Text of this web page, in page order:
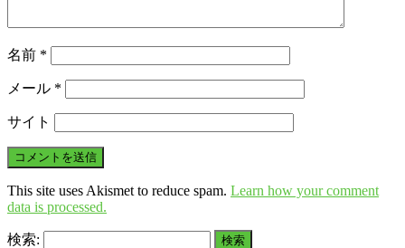
名前 *
メール *
サイト
This site uses Akismet to reduce spam. Learn how your comment
data is processed.
検索: